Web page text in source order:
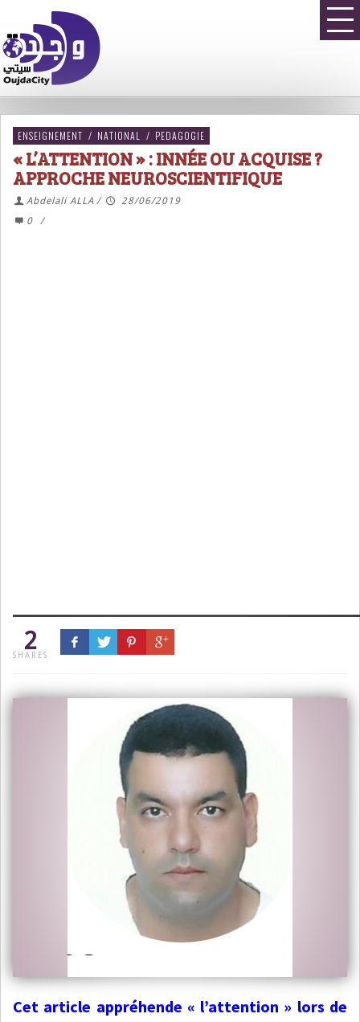
ENSEIGNEMENT / NATIONAL / PEDAGOGIE
« L’ATTENTION » : INNÉE OU ACQUISE ?
APPROCHE NEUROSCIENTIFIQUE
Abdelali ALLA /
28/06/2019
0
/
2
SHARES
Cet article appréhende « l’attention » lors de